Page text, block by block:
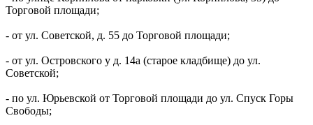
Торговой площади;
- от ул. Советской, д. 55 до Торговой площади;
- от ул. Островского у д. 14а (старое кладбище) до ул.
Советской;
- по ул. Юрьевской от Торговой площади до ул. Спуск Горы
Свободы;